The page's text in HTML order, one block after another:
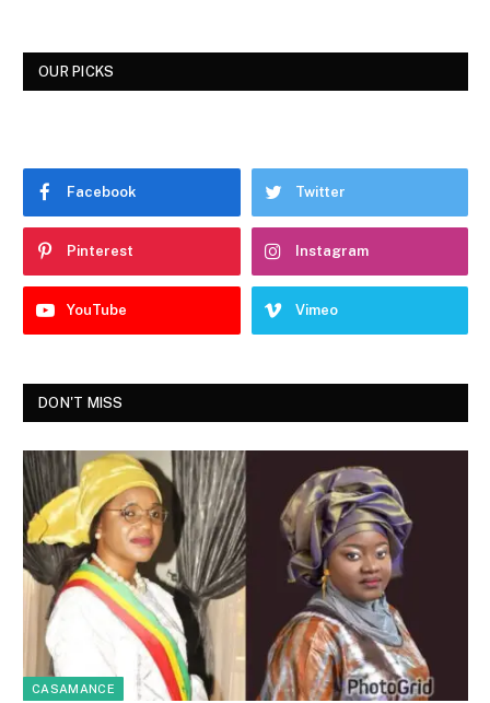
OUR PICKS
Facebook Twitter
Pinterest Instagram
YouTube Vimeo
DON'T MISS
CASAMANCE